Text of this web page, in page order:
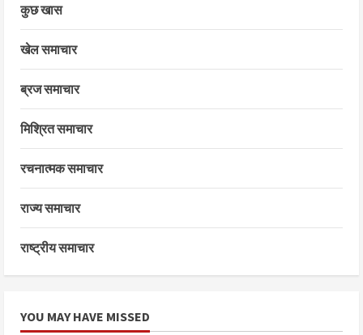
कुछ खास
खेल समाचार
ब्रज समाचार
मिश्रित समाचार
रचनात्मक समाचार
राज्य समाचार
राष्ट्रीय समाचार
YOU MAY HAVE MISSED